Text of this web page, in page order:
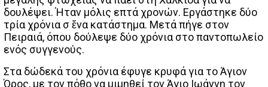
δουλέψει. Ήταν μόλις επτά χρονών. Εργάστηκε δύο
τρία χρόνια σ ἕνα κατάστημα. Μετά πήγε στον
Πειραιά, όπου δούλεψε δύο χρόνια στο παντοπωλείο
ενός συγγενούς.
Στα δώδεκά του χρόνια έφυγε κρυφά για το Άγιον
Όρος, με τον πόθο να μιμηθεί τον Άγιο Ιωάννη τον